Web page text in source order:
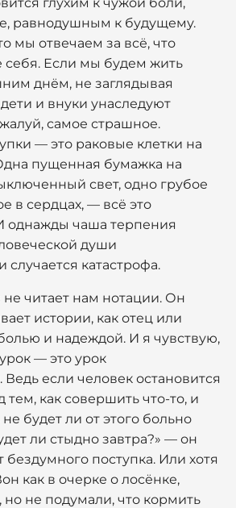
равнодушным к будущему.
мы отвечаем за всё, что
себя. Если мы будем жить
днём, не заглядывая
и внуки унаследуют
самое страшное.
— это раковые клетки на
пущенная бумажка на
свет, одно грубое
в сердцах, — всё это
однажды чаша терпения
души
случается катастрофа.
читает нам нотации. Он
истории, как отец или
и надеждой. И я чувствую,
— это урок
если человек остановится
тем, как совершить что-то, и
будет ли от этого больно
ли стыдно завтра?» — он
поступка. Или хотя
как в очерке о лосёнке,
но не подумали, что кормить